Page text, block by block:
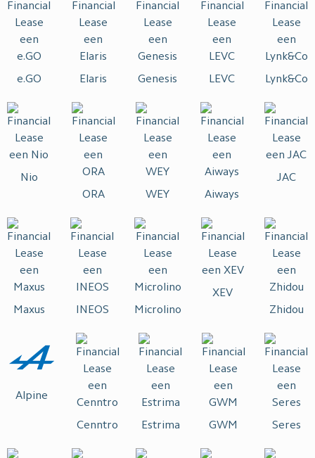
e.GO Elaris Genesis LEVC Lynk&Co
Nio
ORA
WEY Aiways
JAC
Maxus INEOS Microlino
XEV
Zhidou
Alpine
Cenntro Estrima GWM Seres